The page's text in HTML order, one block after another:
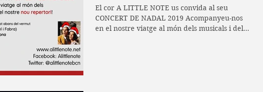
El cor A LITTLE NOTE us convida al seu
CONCERT DE NADAL 2019 Acompanyeu-nos
en el nostre viatge al món dels musicals i del